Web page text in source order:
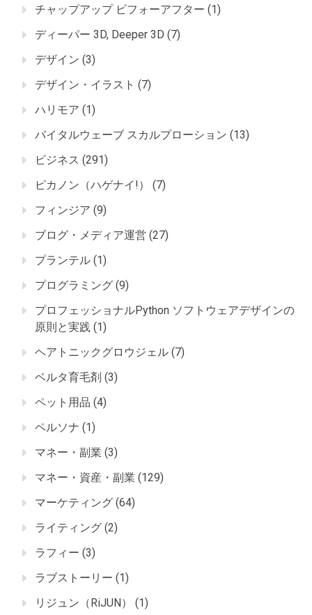
チャップアップ ビフォーアフター (1)
ディーパー 3D, Deeper 3D (7)
デザイン (3)
デザイン・イラスト (7)
ハリモア (1)
バイタルウェーブ スカルプローション (13)
ビジネス (291)
ピカノン（ハゲナイ!）
(7)
フィンジア (9)
ブログ・メディア運営 (27)
プランテル (1)
プログラミング (9)
プロフェッショナルPython ソフトウェアデザインの
原則と実践 (1)
ヘアトニックグロウジェル (7)
ベルタ育毛剤 (3)
ペット用品 (4)
ペルソナ (1)
マネー・副業 (3)
マネー・資産・副業 (129)
マーケティング (64)
ライティング (2)
ラフィー (3)
ラブストーリー (1)
リジュン（RiJUN）
(1)